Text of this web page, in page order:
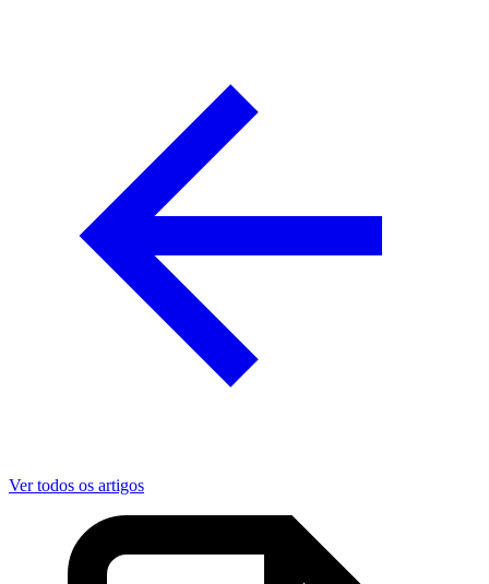
Ver todos os artigos